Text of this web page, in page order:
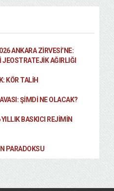
ANKARA ZIRVESI’NE:
JEOSTRATEJIK AĞIRLIĞI
KÖR TALIH
ŞİMDİ NE OLACAK?
BASKICI REJIMIN
PARADOKSU